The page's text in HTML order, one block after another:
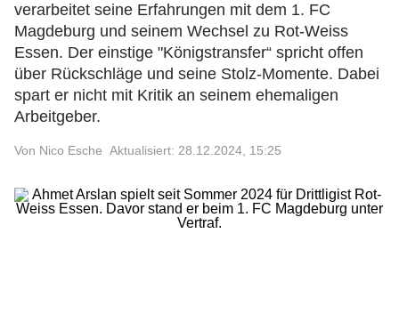
verarbeitet seine Erfahrungen mit dem 1. FC
Magdeburg und seinem Wechsel zu Rot-Weiss
Essen. Der einstige "Königstransfer“ spricht offen
über Rückschläge und seine Stolz-Momente. Dabei
spart er nicht mit Kritik an seinem ehemaligen
Arbeitgeber.
Von Nico Esche Aktualisiert: 28.12.2024, 15:25